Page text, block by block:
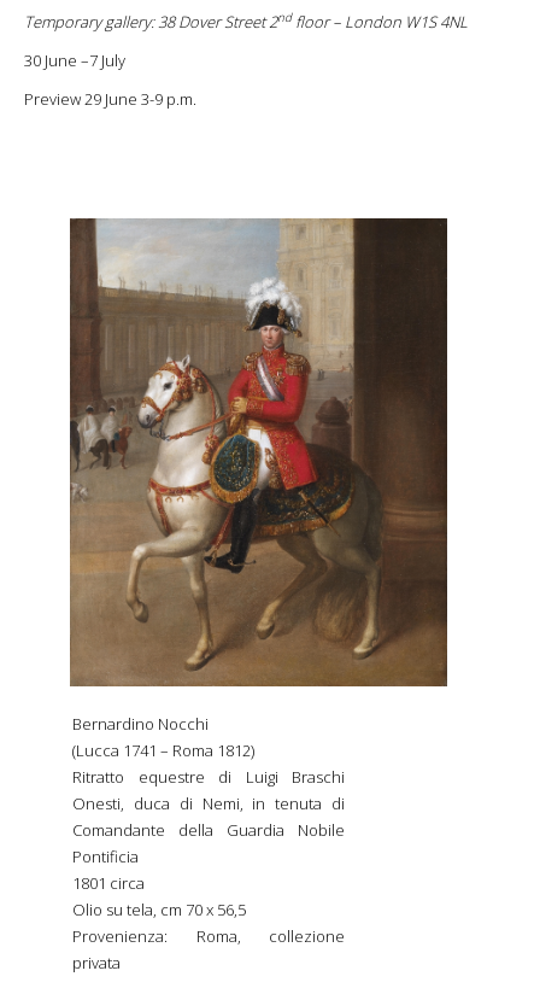
Temporary gallery: 38 Dover Street 2ndfloor – London W1S 4NL
30 June –7 July
Preview 29 June 3-9 p.m.
Bernardino Nocchi
(Lucca 1741 – Roma 1812)
Ritratto equestre di Luigi Braschi
Onesti, duca di Nemi, in tenuta di
Comandante della Guardia Nobile
Pontificia
1801 circa
Olio su tela, cm 70 x 56,5
Provenienza: Roma, collezione
privata